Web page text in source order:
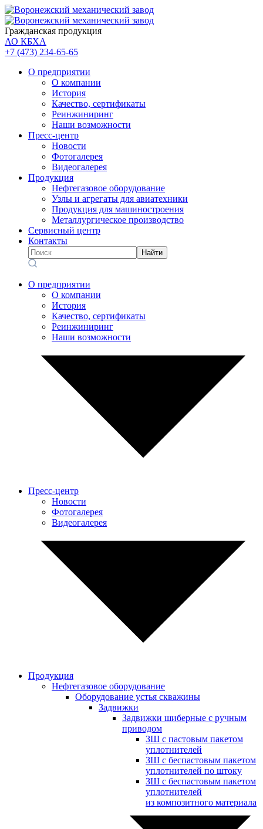
Гражданская продукция
АО КБХА
+7 (473) 234-65-65
О предприятии
О компании
История
Качество, сертификаты
Реинжиниринг
Наши возможности
Пресс-центр
Новости
Фотогалерея
Видеогалерея
Продукция
Нефтегазовое оборудование
Узлы и агрегаты для авиатехники
Продукция для машиностроения
Металлургическое производство
Сервисный центр
Контакты
Найти
О предприятии
О компании
История
Качество, сертификаты
Реинжиниринг
Наши возможности
Пресс-центр
Новости
Фотогалерея
Видеогалерея
Продукция
Нефтегазовое оборудование
Оборудование устья скважины
Задвижки
Задвижки шиберные с ручным
приводом
ЗШ с пастовым пакетом
уплотнителей
ЗШ с беспастовым пакетом
уплотнителей по штоку
ЗШ с беспастовым пакетом
уплотнителей
из композитного материала